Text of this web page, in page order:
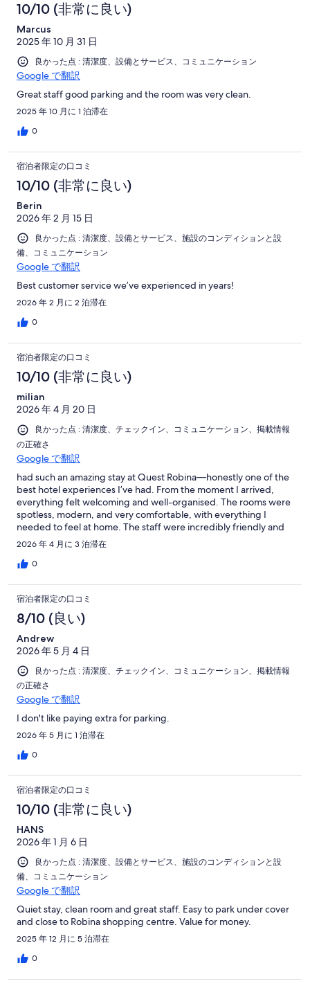
10/10 (非常に良い)
Marcus
2025 年 10 月 31 日
良かった点 : 清潔度、設備とサービス、コミュニケーション
Google で翻訳
Great staff good parking and the room was very clean.
2025 年 10 月に 1 泊滞在
0
宿泊者限定の口コミ
10/10 (非常に良い)
Berin
2026 年 2 月 15 日
良かった点 : 清潔度、設備とサービス、施設のコンディションと設
備、コミュニケーション
Google で翻訳
Best customer service we’ve experienced in years!
2026 年 2 月に 2 泊滞在
0
宿泊者限定の口コミ
10/10 (非常に良い)
milian
2026 年 4 月 20 日
良かった点 : 清潔度、チェックイン、コミュニケーション、掲載情報
の正確さ
Google で翻訳
had such an amazing stay at Quest Robina—honestly one of the
best hotel experiences I’ve had. From the moment I arrived,
everything felt welcoming and well-organised. The rooms were
spotless, modern, and very comfortable, with everything I
needed to feel at home. The staff were incredibly friendly and
helpful, always going the extra mile to make sure I was
comfortable. The location is also perfect—close to shops,
restaurants, and everything you might need. What really stood
truly made my stay enjoyable and stress-free. I would definitely
recommend Quest Robina to anyone looking for quality,
comfort, and great service. I’ll definitely be coming
2026 年 4 月に 3 泊滞在
0
宿泊者限定の口コミ
8/10 (良い)
Andrew
2026 年 5 月 4 日
良かった点 : 清潔度、チェックイン、コミュニケーション、掲載情報
の正確さ
Google で翻訳
I don't like paying extra for parking.
2026 年 5 月に 1 泊滞在
0
宿泊者限定の口コミ
10/10 (非常に良い)
HANS
2026 年 1 月 6 日
良かった点 : 清潔度、設備とサービス、施設のコンディションと設
備、コミュニケーション
Google で翻訳
Quiet stay, clean room and great staff. Easy to park under cover
and close to Robina shopping centre. Value for money.
2025 年 12 月に 5 泊滞在
0